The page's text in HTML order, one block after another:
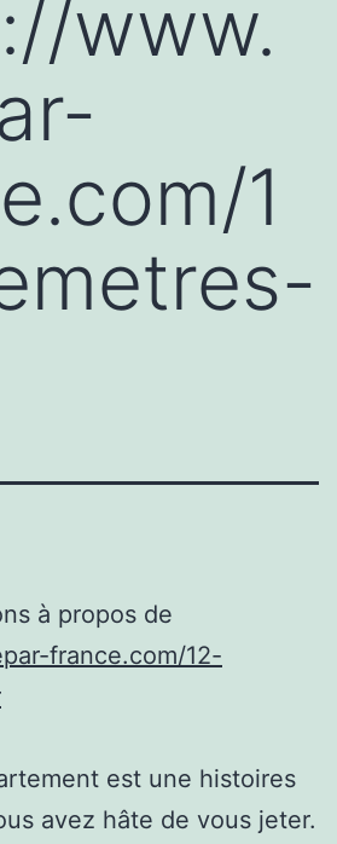
www.
1
à propos de
france.com/12-
est une histoires
avez hâte de vous jeter.